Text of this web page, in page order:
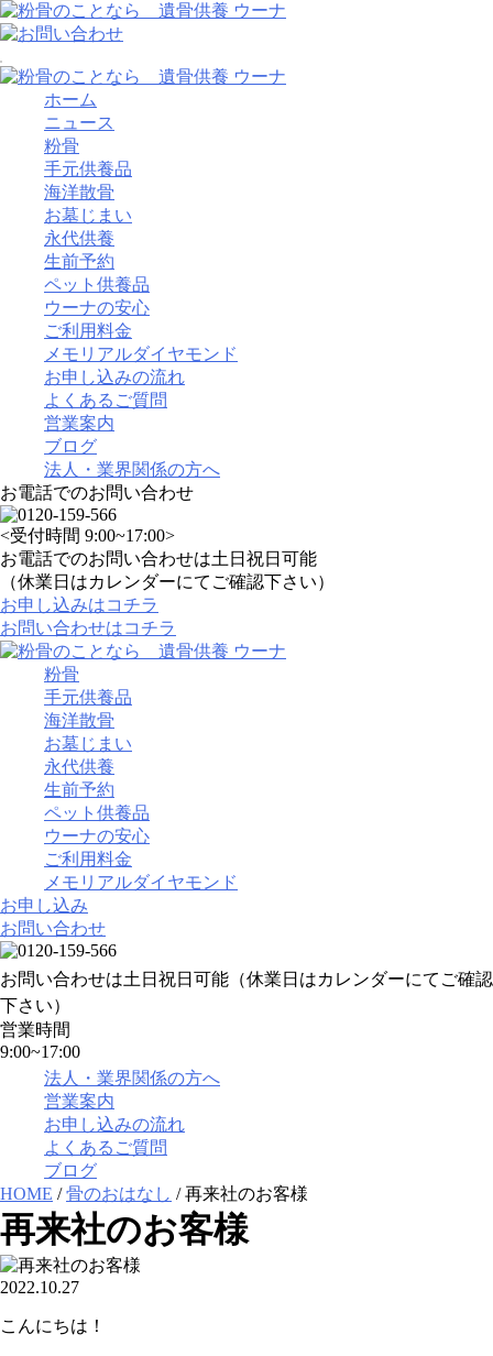
ホーム
ニュース
粉骨
手元供養品
海洋散骨
お墓じまい
永代供養
生前予約
ペット供養品
ウーナの安心
ご利用料金
メモリアルダイヤモンド
お申し込みの流れ
よくあるご質問
営業案内
ブログ
法人・業界関係の方へ
お電話でのお問い合わせ
<受付時間 9:00~17:00>
お電話でのお問い合わせは土日祝日可能
（休業日はカレンダーにてご確認下さい）
お申し込みはコチラ
お問い合わせはコチラ
粉骨
手元供養品
海洋散骨
お墓じまい
永代供養
生前予約
ペット供養品
ウーナの安心
ご利用料金
メモリアルダイヤモンド
お申し込み
お問い合わせ
お問い合わせは土日祝日可能（休業日はカレンダーにてご確認
下さい）
営業時間
9:00~17:00
法人・業界関係の方へ
営業案内
お申し込みの流れ
よくあるご質問
ブログ
HOME /骨のおはなし / 再来社のお客様
再来社のお客様
2022.10.27
こんにちは！